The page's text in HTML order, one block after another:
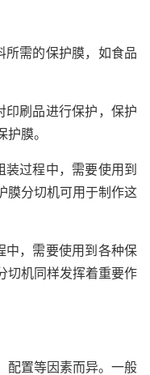
所需的保护膜，如食品
印刷品进行保护，保护
膜。
装过程中，需要使用到
膜分切机可用于制作这
中，需要使用到各种保
切机同样发挥着重要作
配置等因素而异。一般